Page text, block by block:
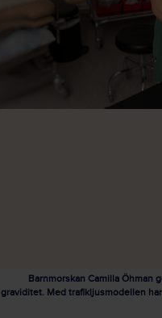
Barnmorskan Camilla Öhman
graviditet. Med trafikljusmodellen